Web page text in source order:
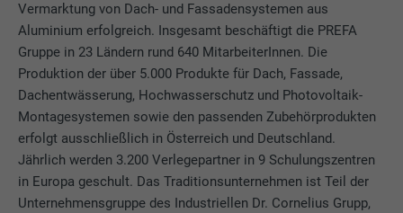
Vermarktung von Dach- und Fassadensystemen aus
Aluminium erfolgreich. Insgesamt beschäftigt die PREFA
Gruppe in 23 Ländern rund 640 MitarbeiterInnen. Die
Produktion der über 5.000 Produkte für Dach, Fassade,
Dachentwässerung, Hochwasserschutz und Photovoltaik-
Montagesystemen sowie den passenden Zubehörprodukten
erfolgt ausschließlich in Österreich und Deutschland.
Jährlich werden 3.200 Verlegepartner in 9 Schulungszentren
in Europa geschult. Das Traditionsunternehmen ist Teil der
Unternehmensgruppe des Industriellen Dr. Cornelius Grupp,